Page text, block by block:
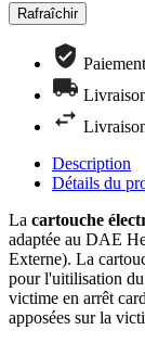
Description
Détails du
La cartouche
adaptée au DAE
Externe). La
pour l'uitilisation
victime en arrêt
apposées sur la